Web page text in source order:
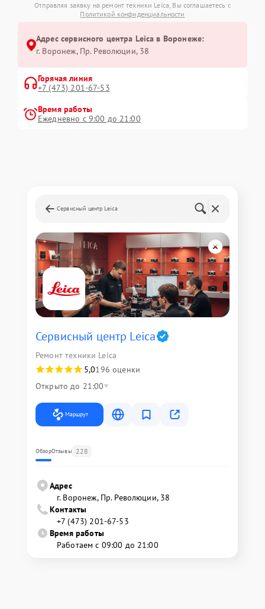
Отправляя заявку на ремонт техники Leica, Вы соглашаетесь с
Политикой конфиденциальности
Адрес сервисного центра Leica в Воронеже:
г. Воронеж, Пр. Революции, 38
Горячая линия
+7 (473) 201-67-53
Время работы
Ежедневно с 9:00 до 21:00
Сервисный центр Leica
Сервисный центр Leica
Ремонт техники Leica
5,0196 оценки
Открыто до 21:00
Маршрут
ОбзорОтзывы 228
Адрес
г. Воронеж, Пр. Революции, 38
Контакты
+7 (473) 201-67-53
Время работы
Работаем с 09:00 до 21:00